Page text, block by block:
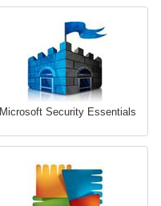
Microsoft Security Essentials